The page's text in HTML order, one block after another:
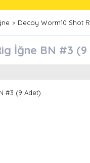
Decoy Worm10 Shot
İğne BN #3